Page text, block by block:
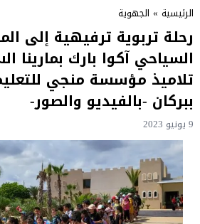
الرئيسية » الجهوية
رحلة تربوية ترفيهية إلى
السياحي آكوا بارك بمارينا
تلاميذ مؤسسة منجي
ببركان -بالفيديو والصور-
9 يونيو 2023